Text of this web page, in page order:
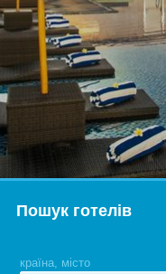
Пошук готелів
країна, місто